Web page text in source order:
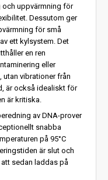
och uppvärmning för
Dessutom ger
för små
ett kylsystem. Det
en ren
eller
utan vibrationer från
är också idealiskt för
är kritiska.
av DNA-prover
snabba
på 95°C
är slut och
sedan laddas på